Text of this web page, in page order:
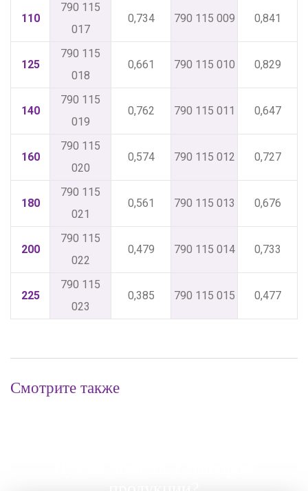
110
790 115
017
0,734 790 115 009 0,841
125
790 115
018
0,661 790 115 010 0,829
140
790 115
019
0,762 790 115 011 0,647
160
790 115
020
0,574 790 115 012 0,727
180
790 115
021
0,561 790 115 013 0,676
200
790 115
022
0,479 790 115 014 0,733
225
790 115
023
0,385 790 115 015 0,477
Смотрите также